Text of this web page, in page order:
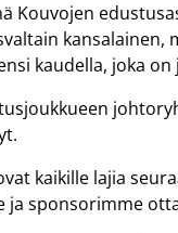
Kouvojen
kaudella, joka
kaikille lajia
ja sponsorimme